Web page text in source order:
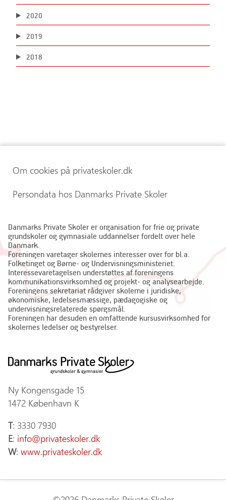
2020
2019
2018
Om cookies på privateskoler.dk
Persondata hos Danmarks Private Skoler
Danmarks Private Skoler er organisation for frie og private
grundskoler og gymnasiale uddannelser fordelt over hele
Danmark.
Foreningen varetager skolernes interesser over for bl.a.
Folketinget og Børne- og Undervisningsministeriet.
Interessevaretagelsen understøttes af foreningens
kommunikationsvirksomhed og projekt- og analysearbejde.
Foreningens sekretariat rådgiver skolerne i juridiske,
økonomiske, ledelsesmæssige, pædagogiske og
undervisningsrelaterede spørgsmål.
Foreningen har desuden en omfattende kursusvirksomhed for
skolernes ledelser og bestyrelser.
Ny Kongensgade 15
1472 København K
T: 3330 7930
E: info@privateskoler.dk
W: www.privateskoler.dk